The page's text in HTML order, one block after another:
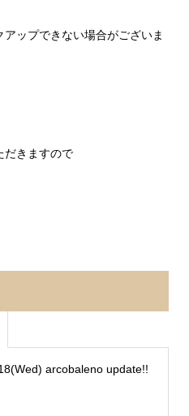
ップできない場合がございま
だきますので
arcobaleno update!!